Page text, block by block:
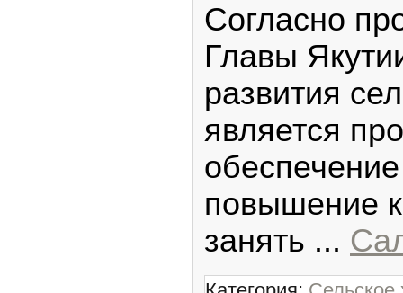
Согласно
Главы
развития
является
повышение
занять ...